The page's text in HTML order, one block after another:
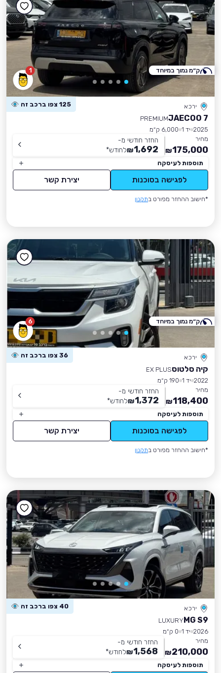
1
ירכא 125 צפו ברכב זה
JAECOO 7
PREMIUM
2025 יד 1
6,000 ק״מ
מחיר
175,000
₪
החזר חודשי מ-
1,692
₪לחודש*
תוספות לעיסקה
לפגישה בסוכנות יצירת קשר
*חישוב ההחזר מפורט בתקנון
ק״מ נמוך במיוחד
6
ירכא 36 צפו ברכב זה
קיה סלטוסEX PLUS
2022 יד 1
190 ק״מ
מחיר
118,400
₪
החזר חודשי מ-
1,372
₪לחודש*
תוספות לעיסקה
לפגישה בסוכנות יצירת קשר
*חישוב ההחזר מפורט בתקנון
ק״מ נמוך במיוחד
ירכא 40 צפו ברכב זה
MG S9
LUXURY
2026 יד 1
0 ק״מ
מחיר
210,000
₪
החזר חודשי מ-
1,568
₪לחודש*
תוספות לעיסקה